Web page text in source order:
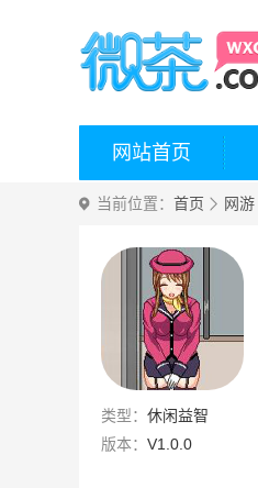
网站首页
当前位置： 首页 网游
类型： 休闲益智
版本： V1.0.0